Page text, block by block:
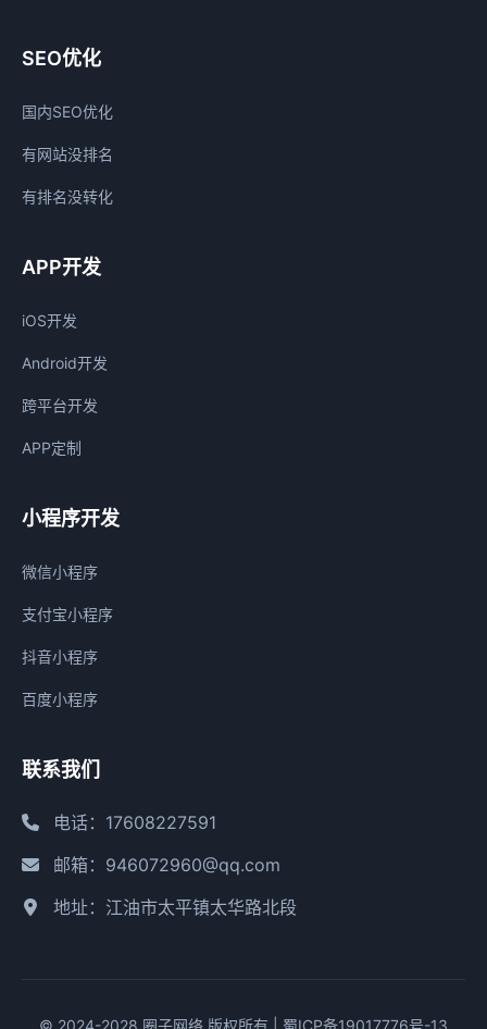
SEO优化
国内SEO优化
有网站没排名
有排名没转化
APP开发
iOS开发
Android开发
跨平台开发
APP定制
小程序开发
微信小程序
支付宝小程序
抖音小程序
百度小程序
联系我们
电话：17608227591
邮箱：946072960@qq.com
地址：江油市太平镇太华路北段
© 2024-2028 圈子网络 版权所有 | 蜀ICP备19017776号-13